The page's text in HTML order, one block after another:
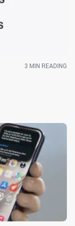
3 MIN READING